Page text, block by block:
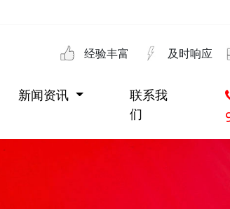
经验丰富 及时响应
新闻资讯
联系我
们